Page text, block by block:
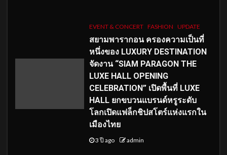
EVENT & CONCERT FASHION UPDATE
สยามพารากอน ครองความเป็นที่
หนึ่งของ LUXURY DESTINATION
จัดงาน “SIAM PARAGON THE
LUXE HALL OPENING
CELEBRATION” เปิดพื้นที่ LUXE
HALL ยกขบวนแบรนด์หรูระดับ
โลกเปิดแฟล็กชิปสโตร์แห่งแรกใน
เมืองไทย
3 ปี ago admin